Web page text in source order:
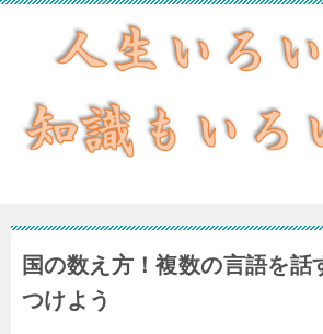
国の数え方！複数の言語を話
つけよう